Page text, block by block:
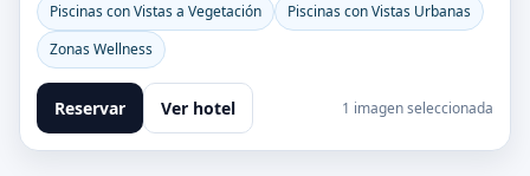
Piscinas con Vistas a Vegetación
Piscinas con Vistas Urbanas
Zonas Wellness
Reservar Ver hotel 1 imagen seleccionada